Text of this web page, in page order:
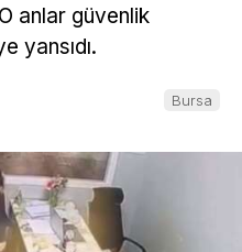
anlar güvenlik
yansıdı.
Bursa